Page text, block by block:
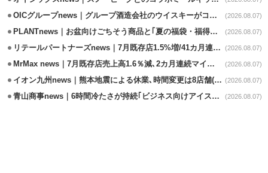
OICグループnews｜グループ酒造会社のウイスキーがコンペティション受賞 (2026.08.07)
PLANTnews｜お盆向けごちそう商品と｢夏の福袋・福得カート｣8/8から開催 (2026.08.07)
リテールパートナーズnews｜7月既存店1.5%増/41カ月連続増 (2026.08.07)
MrMax news｜7月既存店売上高1.6％減､2カ月連続マイナス (2026.08.07)
イオン九州news｜熊本地震による休業､時間変更は8店舗(8/7時点) (2026.08.07)
青山商事news｜6時間冷たさが持続｢ビジネス向けアイスベスト｣発売 (2026.08.07)